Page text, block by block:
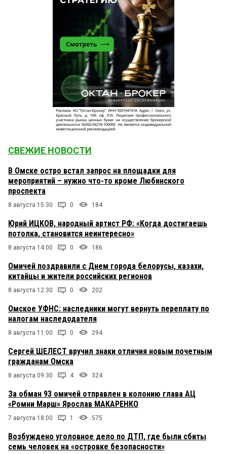
СВЕЖИЕ НОВОСТИ
В Омске остро встал запрос на площадки для
мероприятий – нужно что-то кроме Любинского
проспекта
8 августа 15:30 0 184
Юрий ИЦКОВ, народный артист РФ: «Когда достигаешь
потолка, становится неинтересно»
8 августа 14:00 0 186
Омичей поздравили с Днем города белорусы, казахи,
китайцы и жители российских регионов
8 августа 12:30 0 202
Омское УФНС: наследники могут вернуть переплату по
налогам наследодателя
8 августа 11:00 0 294
Сергей ШЕЛЕСТ вручил знаки отличия новым почетным
гражданам Омска
8 августа 09:30 4 324
За обман 93 омичей отправлен в колонию глава АЦ
«Ромни Марш» Ярослав МАКАРЕНКО
7 августа 18:00 1 575
Возбуждено уголовное дело по ДТП, где были сбиты
семь человек на «островке безопасности»